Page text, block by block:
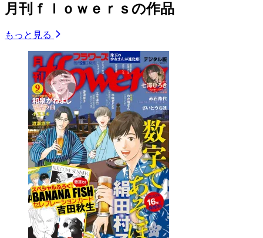
月刊ｆｌｏｗｅｒｓの作品
もっと見る